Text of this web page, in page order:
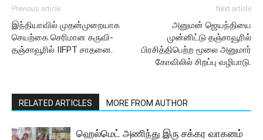
Previous article
இந்தியாவில் முதன்முறையாக
செயற்கை செரிமான கருவி-
தஞ்சாவூரில் IIFPT சாதனை.
Next article
அனுமன் ஜெயந்தியை
முன்னிட்டு தஞ்சாவூரில்
பிரசித்திபெற்ற மூலை அனுமார்
கோவிலில் சிறப்பு வழிபாடு.
RELATED ARTICLES MORE FROM AUTHOR
ஹெல்மெட் அணிந்து இரு சக்கர வாகனம்